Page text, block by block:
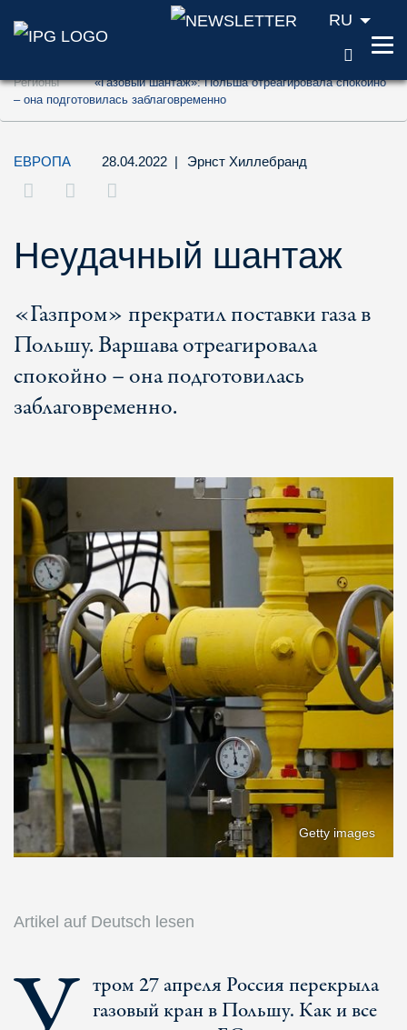
Перейти к содержанию (ключ доступа
Перейти к поиску (ключ доступа '2')
RU
Регионы
«Газовый шантаж»: Польша отреагировала спокойно
– она подготовилась заблаговременно
ЕВРОПА 28.04.2022 | Эрнст Хиллебранд
Неудачный шантаж
«Газпром» прекратил поставки газа в
Польшу. Варшава отреагировала
спокойно – она подготовилась
заблаговременно.
Getty images
Artikel auf Deutsch lesen
тром 27 апреля Россия перекрыла
газовый кран в Польшу. Как и все